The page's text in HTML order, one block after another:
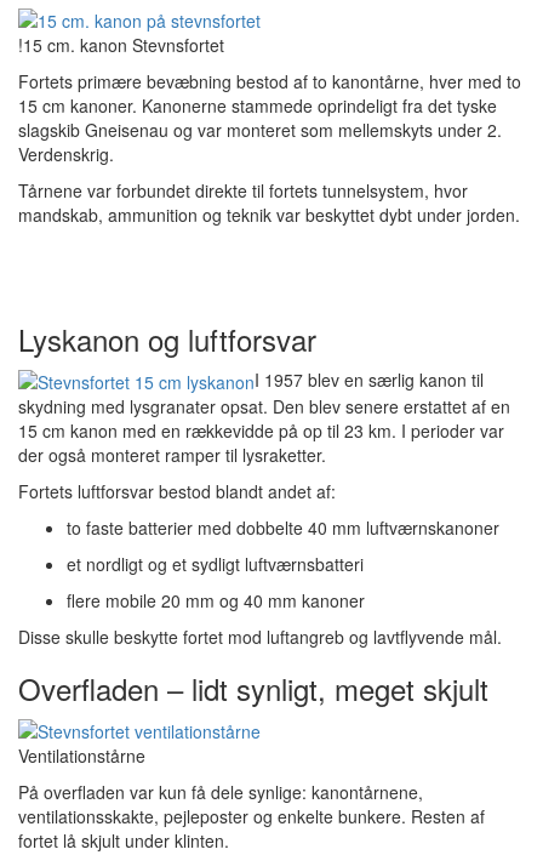
!15 cm. kanon Stevnsfortet
Fortets primære bevæbning bestod af to kanontårne, hver med to
15 cm kanoner. Kanonerne stammede oprindeligt fra det tyske
slagskib Gneisenau og var monteret som mellemskyts under 2.
Verdenskrig.
Tårnene var forbundet direkte til fortets tunnelsystem, hvor
mandskab, ammunition og teknik var beskyttet dybt under jorden.
Lyskanon og luftforsvar
I 1957 blev en særlig kanon til
skydning med lysgranater opsat. Den blev senere erstattet af en
15 cm kanon med en rækkevidde på op til 23 km. I perioder var
der også monteret ramper til lysraketter.
Fortets luftforsvar bestod blandt andet af:
to faste batterier med dobbelte 40 mm luftværnskanoner
et nordligt og et sydligt luftværnsbatteri
flere mobile 20 mm og 40 mm kanoner
Disse skulle beskytte fortet mod luftangreb og lavtflyvende mål.
Overfladen – lidt synligt, meget skjult
Ventilationstårne
På overfladen var kun få dele synlige: kanontårnene,
ventilationsskakte, pejleposter og enkelte bunkere. Resten af
fortet lå skjult under klinten.